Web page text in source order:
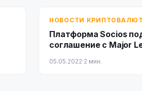
НОВОСТИ КРИПТОВАЛЮТ
Платформа Socios
соглашение с Major
05.05.2022·2 мин.